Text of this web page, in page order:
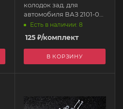
колодок зад. для
автомобиля ВАЗ 2101-07
(гвозди, пружины,
чашки) 635 <>
Есть в наличии: 8
125₽/комплект
В КОРЗИНУ